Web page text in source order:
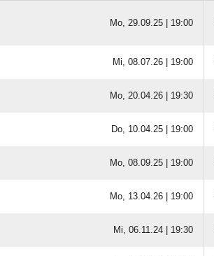
Mo, 29.09.25 | 19:00
Mi, 08.07.26 | 19:00
Mo, 20.04.26 | 19:30
Do, 10.04.25 | 19:00
Mo, 08.09.25 | 19:00
Mo, 13.04.26 | 19:00
Mi, 06.11.24 | 19:30